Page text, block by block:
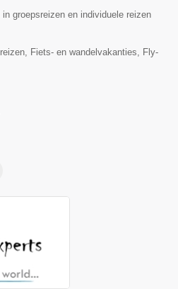
groepsreizen en individuele reizen
Fiets- en wandelvakanties, Fly-